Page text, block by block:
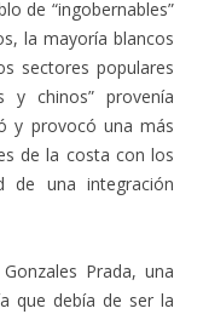
de “ingobernables”
la mayoría blancos
sectores populares
y chinos” provenía
y provocó una más
de la costa con los
de una integración
Prada, una
que debía de ser la